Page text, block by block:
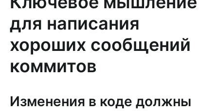
для написания
хороших сообщений
коммитов
Изменения в коде должны